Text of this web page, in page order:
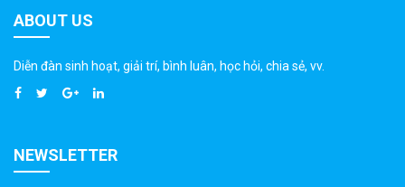
ABOUT US
Diễn đàn sinh hoạt, giải trí, bình luân, học hỏi, chia sẻ, vv.
NEWSLETTER